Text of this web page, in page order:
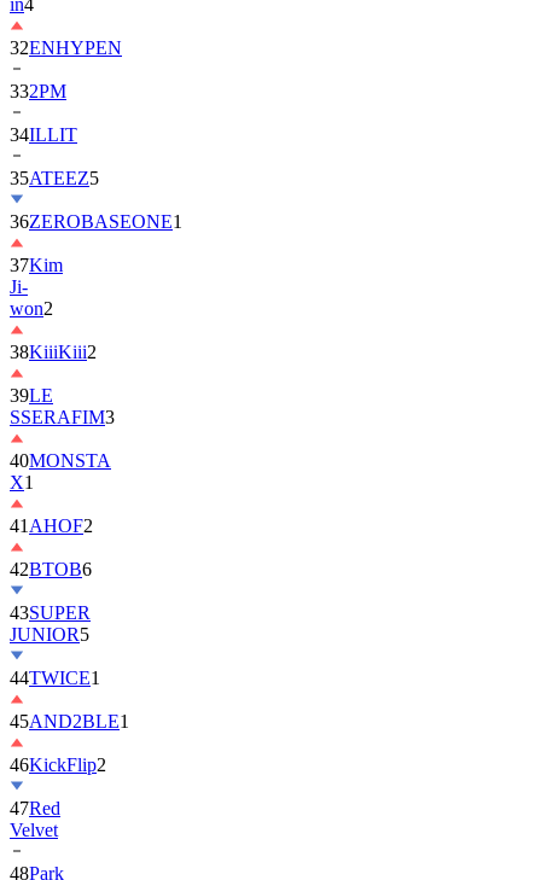
in4
32ENHYPEN
332PM
34ILLIT
35ATEEZ5
36ZEROBASEONE1
37Kim
Ji-
won2
38KiiiKiii2
39LE
SSERAFIM3
40MONSTA
X1
41 AHOF2
42BTOB6
43SUPER
JUNIOR5
44TWICE1
45AND2BLE1
46KickFlip2
47Red
Velvet
48Park